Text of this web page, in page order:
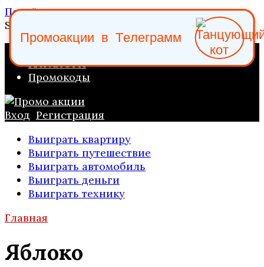
Перейти к содержанию
Search for:
КАТАЛОГИ
Промокоды
Вход Регистрация
Выиграть квартиру
Выиграть путешествие
Выиграть автомобиль
Выиграть деньги
Выиграть технику
Главная
Яблоко
Промоакции в Телеграмм